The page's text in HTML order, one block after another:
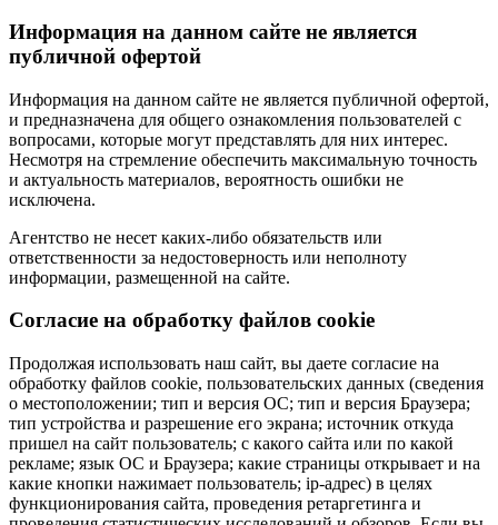
Информация на данном сайте не является
публичной офертой
Информация на данном сайте не является публичной офертой,
и предназначена для общего ознакомления пользователей с
вопросами, которые могут представлять для них интерес.
Несмотря на стремление обеспечить максимальную точность
и актуальность материалов, вероятность ошибки не
исключена.
Агентство не несет каких-либо обязательств или
ответственности за недостоверность или неполноту
информации, размещенной на сайте.
Cогласие на обработку файлов cookie
Продолжая использовать наш сайт, вы даете согласие на
обработку файлов cookie, пользовательских данных (сведения
о местоположении; тип и версия ОС; тип и версия Браузера;
тип устройства и разрешение его экрана; источник откуда
пришел на сайт пользователь; с какого сайта или по какой
рекламе; язык ОС и Браузера; какие страницы открывает и на
какие кнопки нажимает пользователь; ip-адрес) в целях
функционирования сайта, проведения ретаргетинга и